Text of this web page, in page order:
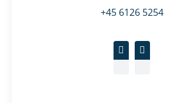
+45 6126 5254